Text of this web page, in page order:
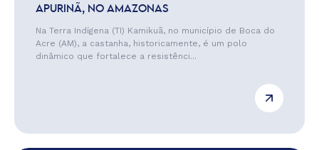
APURINÃ, NO AMAZONAS
Na Terra Indígena (TI) Kamikuã, no município de Boca do
Acre (AM), a castanha, historicamente, é um polo
dinâmico que fortalece a resistênci...